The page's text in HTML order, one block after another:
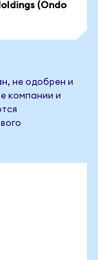
(Ondo
не одобрен и
компании и